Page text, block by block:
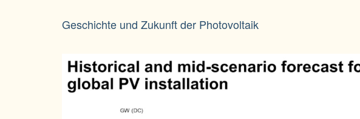
Geschichte und Zukunft der Photovoltaik